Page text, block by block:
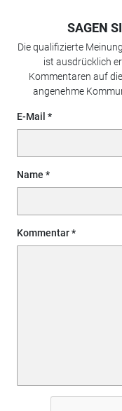
SAGEN
Die qualifizierte
ist ausdrücklich
Kommentaren auf
angenehme
E-Mail
Name
Kommentar